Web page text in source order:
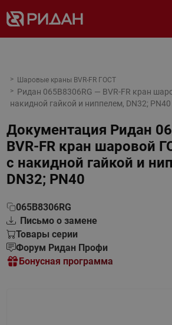
Шаровые краны BVR-FR ГОСТ
Ридан 065B8306RG — BVR-FR кран
накидной гайкой и ниппелем, DN32; PN40
Документация Ридан
BVR-FR кран шаровой
с накидной гайкой и
DN32; PN40
065B8306RG
Письмо о замене
Товары серии
Форум Ридан Профи
Бонусная программа